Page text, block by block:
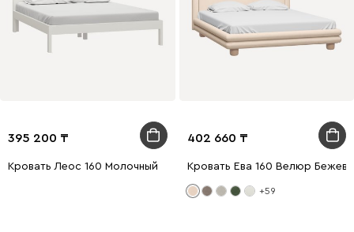
395 200
Кровать Леос 160 Молочный
402 660
Кровать Ева 160 Велюр
+59